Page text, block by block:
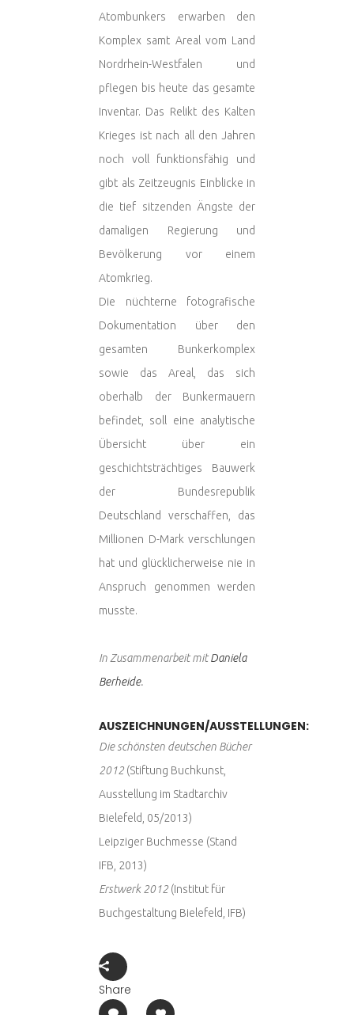
Atombunkers erwarben den
Komplex samt Areal vom Land
Nordrhein-Westfalen und
pflegen bis heute das gesamte
Inventar. Das Relikt des Kalten
Krieges ist nach all den Jahren
noch voll funktionsfähig und
gibt als Zeitzeugnis Einblicke in
die tief sitzenden Ängste der
damaligen Regierung und
Bevölkerung vor einem
Atomkrieg.
Die nüchterne fotografische
Dokumentation über den
gesamten Bunkerkomplex
sowie das Areal, das sich
oberhalb der Bunkermauern
befindet, soll eine analytische
Übersicht über ein
geschichtsträchtiges Bauwerk
der Bundesrepublik
Deutschland verschaffen, das
Millionen D-Mark verschlungen
hat und glücklicherweise nie in
Anspruch genommen werden
musste.
In Zusammenarbeit mitDaniela
Berheide.
AUSZEICHNUNGEN/AUSSTELLUNGEN:
Die schönsten deutschen Bücher
2012 (Stiftung Buchkunst,
Ausstellung im Stadtarchiv
Bielefeld, 05/2013)
Leipziger Buchmesse (Stand
IFB, 2013)
Erstwerk 2012 (Institut für
Buchgestaltung Bielefeld, IFB)
Share